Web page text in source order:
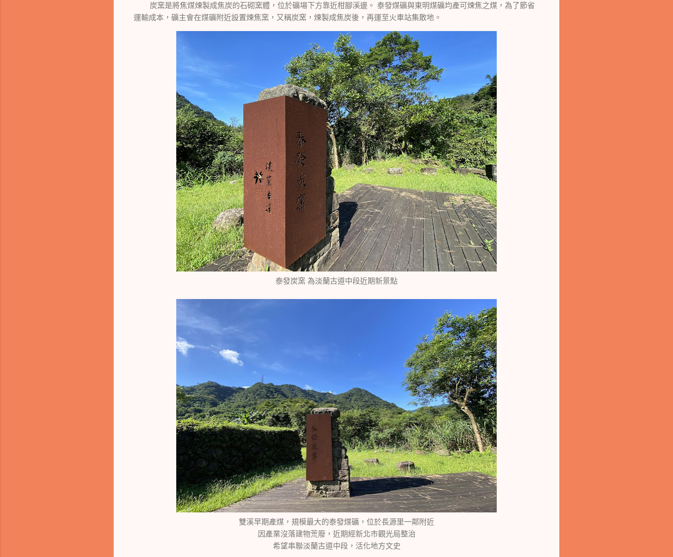
炭窯是將焦煤煉製成焦炭的石砌窯體，位於礦場下方靠近柑腳溪邊。 泰發煤礦與東明煤礦均產可煉焦之煤，為了節省
運輸成本，礦主會在煤礦附近設置煉焦窯，又稱炭窯，煉製成焦炭後，再運至火車站集散地。
泰發炭窯 為淡蘭古道中段近期新景點
雙溪早期產煤，規模最大的泰發煤礦，位於長源里一鄰附近
因產業沒落建物荒廢，近期經新北市觀光局整治
希望串聯淡蘭古道中段，活化地方文史